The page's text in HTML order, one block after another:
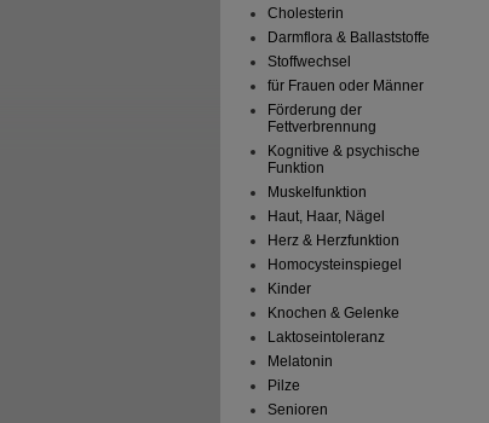
Cholesterin
Darmflora & Ballaststoffe
Stoffwechsel
für Frauen oder Männer
Förderung der
Fettverbrennung
Kognitive & psychische
Funktion
Muskelfunktion
Haut, Haar, Nägel
Herz & Herzfunktion
Homocysteinspiegel
Kinder
Knochen & Gelenke
Laktoseintoleranz
Melatonin
Pilze
Senioren